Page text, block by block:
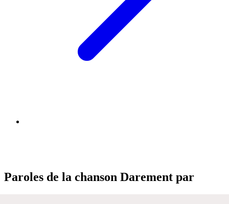
Paroles de la chanson Darement par